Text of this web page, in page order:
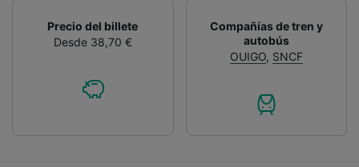
Precio del billete
Desde 38,70 €
Compañías de tren y
autobús
OUIGO, SNCF